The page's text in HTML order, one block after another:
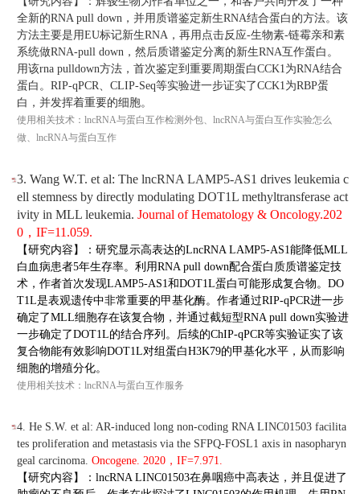
全新的RNA pull down，并用质谱鉴定新生RNA结合蛋白的方法。该
方法主要是用EU标记新生RNA，再用点击反应-生物素-链霉亲和素
系统做RNA-pull down，然后质谱鉴定分离的新生RNA互作蛋白。
用该rna pulldown方法，首次鉴定到重要周期蛋白CCK1为RNA结合
蛋白。RIP-qPCR、CLIP-Seq等实验进一步证实了CCK1为RBP蛋
白，并发挥着重要的细胞。
使用相关技术：lncRNA与蛋白互作检测外包、lncRNA与蛋白互作实验怎么
做、lncRNA与蛋白互作
3. Wang W.T. et al: The lncRNA LAMP5-AS1 drives leukemia c
ell stemness by directly modulating DOT1L methyltransferase act
ivity in MLL leukemia.Journal of Hematology & Oncology.202
0，IF=11.059.
【研究内容】：研究显示高表达的LncRNA LAMP5-AS1能降低MLL
白血病患者5年生存率。利用RNA pull down配合蛋白质质谱鉴定技
术，作者首次发现LAMP5-AS1和DOT1L蛋白可能形成复合物。DO
T1L是表观遗传中非常重要的甲基化酶。作者通过RIP-qPCR进一步
确定了MLL细胞存在该复合物，并通过截短型RNA pull down实验进
一步确定了DOT1L的结合序列。后续的ChIP-qPCR等实验证实了该
复合物能有效影响DOT1L对组蛋白H3K79的甲基化水平，从而影响
细胞的增殖分化。
使用相关技术：lncRNA与蛋白互作服务
4. He S.W. et al: AR-induced long non-coding RNA LINC01503 facilita
tes proliferation and metastasis via the SFPQ-FOSL1 axis in nasopharyn
geal carcinoma. Oncogene. 2020，IF=7.971.
【研究内容】：lncRNA LINC01503在鼻咽癌中高表达，并且促进了